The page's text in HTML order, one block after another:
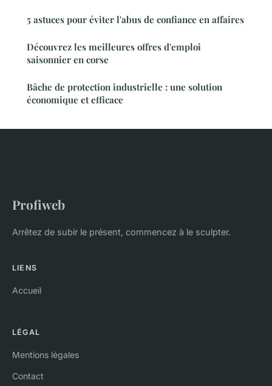
5 astuces pour éviter l'abus de confiance en affaires
Découvrez les meilleures offres d'emploi
saisonnier en corse
Bâche de protection industrielle : une solution
économique et efficace
Profiweb
Arrêtez de subir le présent, commencez à le sculpter.
LIENS
Accueil
LÉGAL
Mentions légales
Contact